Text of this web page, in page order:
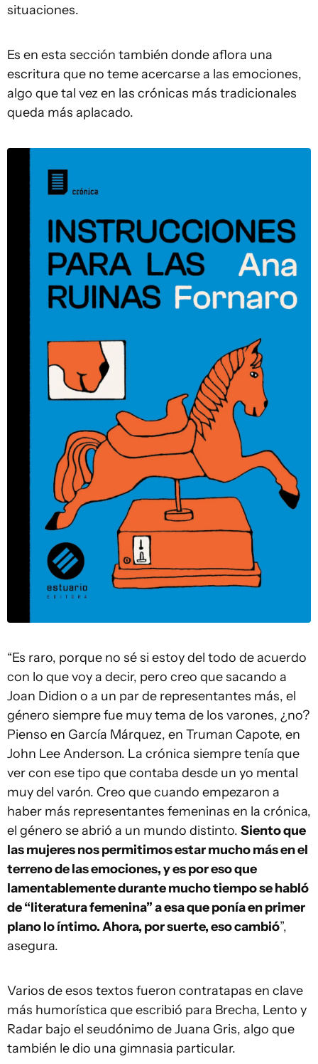
situaciones.
Es en esta sección también donde aflora una
escritura que no teme acercarse a las emociones,
algo que tal vez en las crónicas más tradicionales
queda más aplacado.
“Es raro, porque no sé si estoy del todo de acuerdo
con lo que voy a decir, pero creo que sacando a
Joan Didion o a un par de representantes más, el
género siempre fue muy tema de los varones, ¿no?
Pienso en García Márquez, en Truman Capote, en
John Lee Anderson. La crónica siempre tenía que
ver con ese tipo que contaba desde un yo mental
muy del varón. Creo que cuando empezaron a
haber más representantes femeninas en la crónica,
el género se abrió a un mundo distinto. Siento que
las mujeres nos permitimos estar mucho más en el
terreno de las emociones, y es por eso que
lamentablemente durante mucho tiempo se habló
de “literatura femenina” a esa que ponía en primer
plano lo íntimo. Ahora, por suerte, eso cambió”,
asegura.
Varios de esos textos fueron contratapas en clave
más humorística que escribió para Brecha, Lento y
Radar bajo el seudónimo de Juana Gris, algo que
también le dio una gimnasia particular.